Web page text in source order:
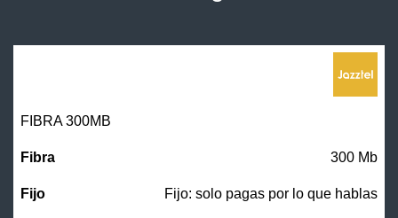
FIBRA 300MB
300 Mb
Fijo: solo pagas por lo que hablas